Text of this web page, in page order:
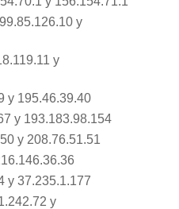
y
y
y 195.46.39.40
y 193.183.98.154
y 208.76.51.51
y 37.235.1.177
y